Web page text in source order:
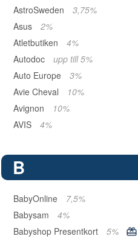
AstroSweden
3,75%
Asus
2%
Atletbutiken
4%
Autodoc
upp till 5%
Auto Europe
3%
Avie Cheval
10%
Avignon
10%
AVIS
4%
B
BabyOnline
7,5%
Babysam
4%
Babyshop Presentkort
5%